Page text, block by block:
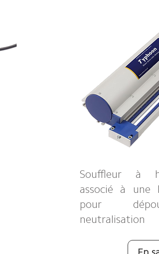
Souffleur à
associé à une
pour
neutralisation